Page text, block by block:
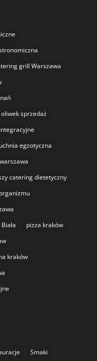
grill Warszawa
sprzedaż
egzotyczna
catering dietetyczny
pizza kraków
kraków
Smaki